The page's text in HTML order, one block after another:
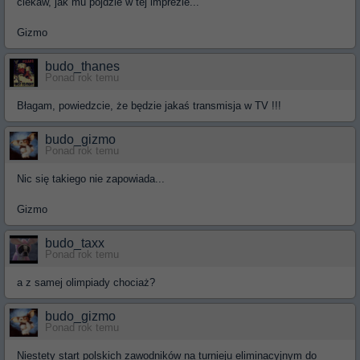
Gizmo
budo_thanes
Ponad rok temu
Błagam, powiedzcie, że będzie jakaś transmisja w TV !!!
budo_gizmo
Ponad rok temu
Nic się takiego nie zapowiada...
Gizmo
budo_taxx
Ponad rok temu
a z samej olimpiady chociaż?
budo_gizmo
Ponad rok temu
Niestety start polskich zawodników na turnieju eliminacyjnym do